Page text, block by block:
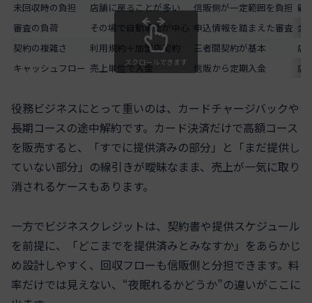
未回収時の負担
店舗に戻ることが多い 信販側が一定範囲を負担 顧
審査の負荷
その場で自動承認が中心 申込情報を踏まえた審査 金
契約の複雑さ
利用規約＋加盟店契約 三者間契約が基本
店
キャッシュフロー 売上単位で入金 信販から定期入金 店
スクロールできます
役務ビジネスにとって重いのは、カードチャージバックや
長期コースの途中解約です。カード決済だけで高額コース
を販売すると、「すでに提供済みの部分」と「まだ提供し
ていない部分」の線引きが曖昧なまま、売上が一気に取り
消されるケースもあります。
一方でビジネスクレジットは、契約書や提供スケジュール
を前提に、「どこまでを提供済みとみなすか」をあらかじ
め設計しやすく、回収フローも信販側と分担できます。料
率だけでは見えない、“夜眠れるかどうか”の違いがここに